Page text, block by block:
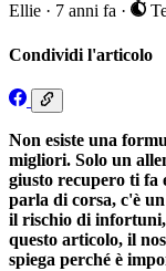
Ellie · 7 anni fa ·
Condividi l'articolo
Non esiste una
migliori. Solo un
giusto recupero ti fa
parla di corsa, c'è
il rischio di infortuni,
questo articolo, il
spiega perché è